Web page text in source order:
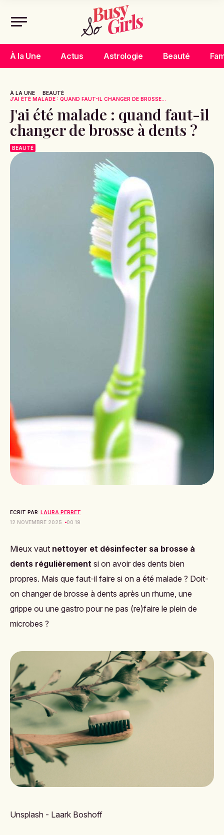
À la Une Actus Astrologie Beauté
À LA UNE
BEAUTÉ
J'AI ÉTÉ MALADE : QUAND FAUT-IL CHANGER DE BROSSE...
J'ai été malade : quand faut-il
changer de brosse à dents ?
BEAUTÉ
ECRIT PAR: LAURA PERRET
12 NOVEMBRE 2025
00:19
Mieux vaut nettoyer et désinfecter sa brosse à
dents régulièrement si on avoir des dents bien
propres. Mais que faut-il faire si on a été malade ? Doit-
on changer de brosse à dents après un rhume, une
grippe ou une gastro pour ne pas (re)faire le plein de
microbes ?
Unsplash - Laark Boshoff